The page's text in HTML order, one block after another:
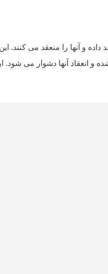
و آنها را منعقد می کنند.
آنها دشوار می شود.